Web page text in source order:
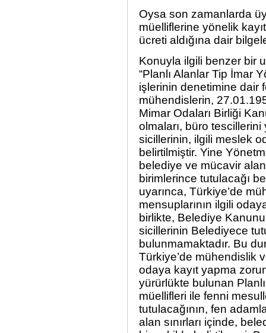
Oysa son zamanlarda
müelliflerine yönelik
ücreti aldığına dair
Konuyla ilgili benzer bir
“Planlı Alanlar Tip İmar
işlerinin denetimine dair
mühendislerin,
Mimar Odaları Birliği
olmaları, büro tescillerini
sicillerinin, ilgili meslek
belirtilmiştir. Yine
belediye ve mücavir
birimlerince tutulacağı
uyarınca, Türkiye’de
mensuplarının ilgili
birlikte, Belediye
sicillerinin Belediyece
bulunmamaktadır. Bu
Türkiye’de mühendislik
odaya kayıt yapma
yürürlükte bulunan
müellifleri ile fenni
tutulacağının, fen
alan sınırları içinde,